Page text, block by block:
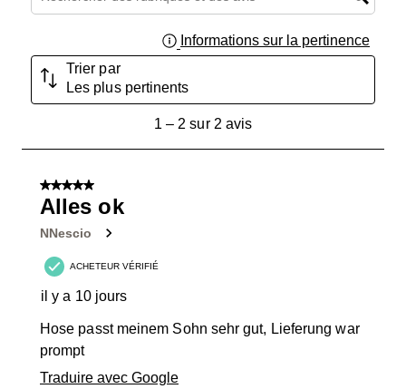
Informations sur la pertinence
Trier par
Les plus pertinents
sur
avis.
1– 2 sur 2 avis
5 sur 5 étoiles.
Alles ok
NNescio
ACHETEUR VÉRIFIÉ
il y a 10 jours
Hose passt meinem Sohn sehr gut, Lieferung war
prompt
Traduire avec Google